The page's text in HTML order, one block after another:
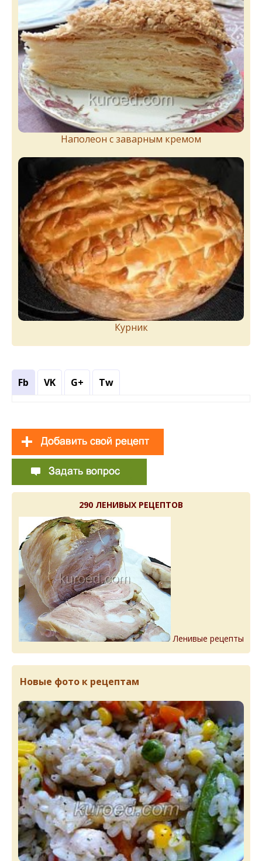
Наполеон с заварным кремом
Курник
Fb VK G+ Tw
290 ЛЕНИВЫХ РЕЦЕПТОВ
Ленивые рецепты
Новые фото к рецептам